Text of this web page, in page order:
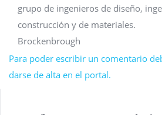
grupo de ingenieros de diseño,
construcción y de materiales.
Brockenbrough
Para poder escribir un comentario
darse de alta en el portal.